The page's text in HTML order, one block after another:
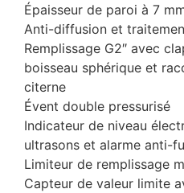
Épaisseur de paroi à 7
Anti-diffusion et
Remplissage G2″ avec
boisseau sphérique et
citerne
Évent double pressurisé
Indicateur de niveau
ultrasons et alarme anti-
Limiteur de remplissage
Capteur de valeur limite